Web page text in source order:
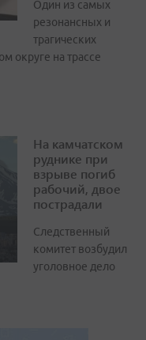
Один из самых
резонансных и
трагических
округе на трассе
На камчатском
руднике при
взрыве погиб
рабочий, двое
пострадали
Следственный
комитет возбудил
уголовное дело